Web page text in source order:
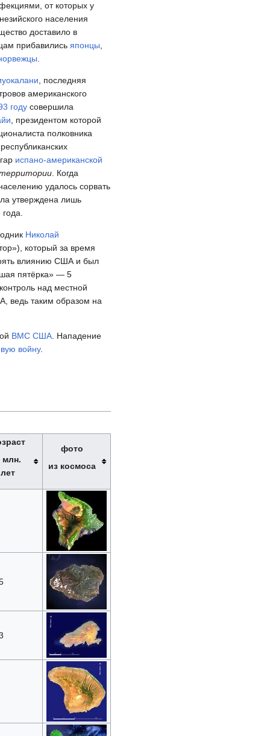
от которых у
населения
доставило в
прибавились японцы,
.
, последняя
американского
году совершила
, президентом которой
полковника
испано-американской
. Когда
удалось сорвать
утверждена лишь
Николай
который за время
влиянию США и был
пятёрка» — 5
над местной
ведь таким образом на
ВМС США. Нападение
войну.
млн.
лет
фото
из космоса